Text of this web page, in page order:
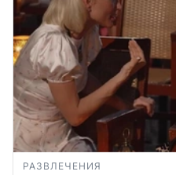
РАЗВЛЕЧЕНИЯ